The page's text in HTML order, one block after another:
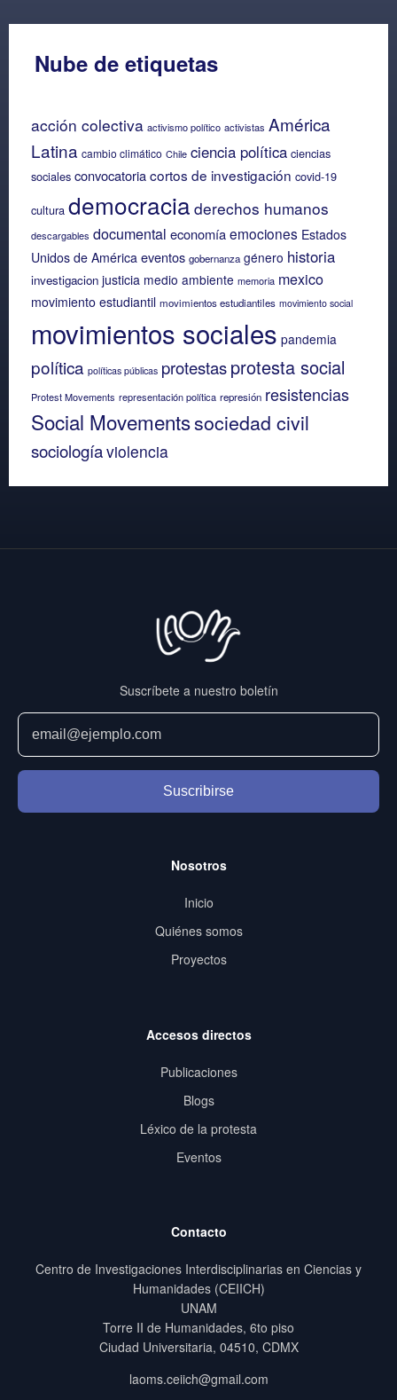
Nube de etiquetas
acción colectiva activismo político activistas América
Latina cambio climático Chile ciencia política ciencias
sociales convocatoriacortos de investigación covid-19
cultura democracia derechos humanos
descargables documental economíaemociones Estados
Unidos de América eventos gobernanza género historia
investigacion justicia medio ambiente memoria mexico
movimiento estudiantil movimientos estudiantiles movimiento social
movimientos sociales pandemia
política políticas públicas protestasprotesta social
Protest Movements representación política represión resistencias
Social Movementssociedad civil
sociologíaviolencia
Suscríbete a nuestro boletín
Suscribirse
Nosotros
Inicio
Quiénes somos
Proyectos
Accesos directos
Publicaciones
Blogs
Léxico de la protesta
Eventos
Contacto
Centro de Investigaciones Interdisciplinarias en Ciencias y
Humanidades (CEIICH)
UNAM
Torre II de Humanidades, 6to piso
Ciudad Universitaria, 04510, CDMX
laoms.ceiich@gmail.com